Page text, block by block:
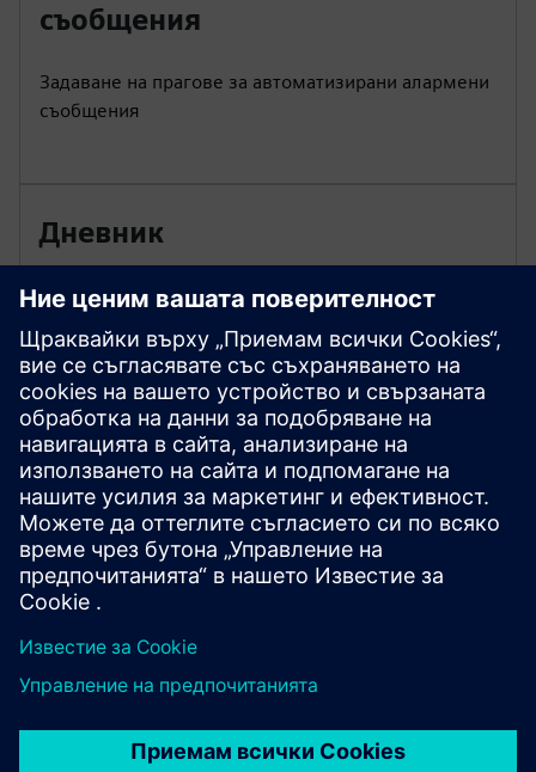
съобщения
Задаване на прагове за автоматизирани алармени
съобщения
Дневник
Използвайте дневника като обобщение на всички
Поддръжка, свързана с активи
Достъп до поддръжка и информация за контакт,
свързана с активите